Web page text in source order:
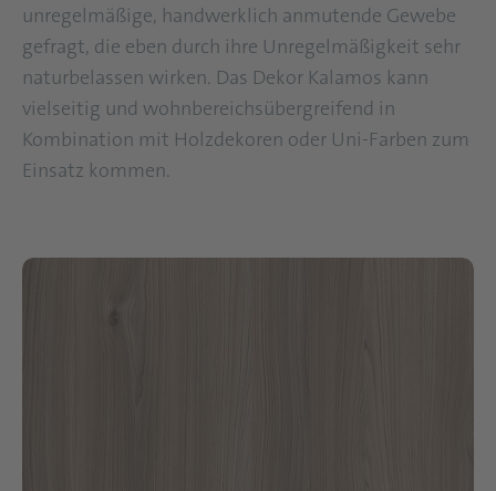
unregelmäßige, handwerklich anmutende Gewebe
gefragt, die eben durch ihre Unregelmäßigkeit sehr
naturbelassen wirken. Das Dekor Kalamos kann
vielseitig und wohnbereichsübergreifend in
Kombination mit Holzdekoren oder Uni-Farben zum
Einsatz kommen.